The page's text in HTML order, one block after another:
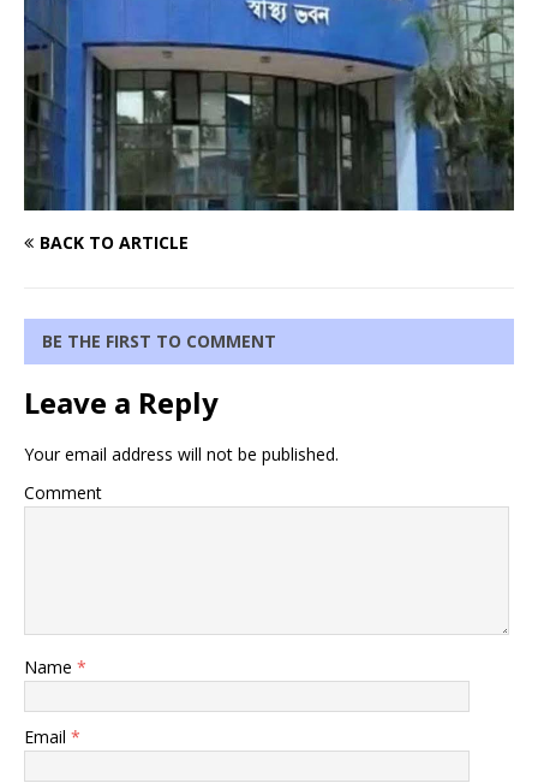
BACK TO ARTICLE
BE THE FIRST TO COMMENT
Leave a Reply
Your email address will not be published.
Comment
Name *
Email *